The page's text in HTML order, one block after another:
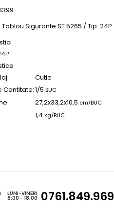
Sigurante ST 5265 / Tip: 24P
Cutie
Cantitate:1/5 BUC
27,2x33,2x10,5 cm/BUC
1,4 kg/BUC
LUNI-VINERI
8:00 - 18:00 0761.849.969